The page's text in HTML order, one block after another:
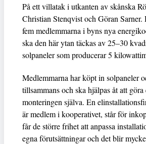
På ett villatak i utkanten av skånska
Christian Stenqvist och Göran Sarner.
fem medlemmarna i byns nya
ska den här ytan täckas av 25–30
solpaneler som producerar 5
Medlemmarna har köpt in solpaneler
tillsammans och ska hjälpas åt att göra
monteringen själva. En
är medlem i kooperativet, står för
får de större frihet att anpassa
egna förutsättningar och det blir